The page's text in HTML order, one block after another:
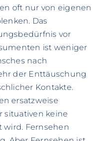
oft nur von eigenen
Das
vor
ist weniger
nach
der Enttäuschung
Kontakte.
ersatzweise
situativen keine
wird. Fernsehen